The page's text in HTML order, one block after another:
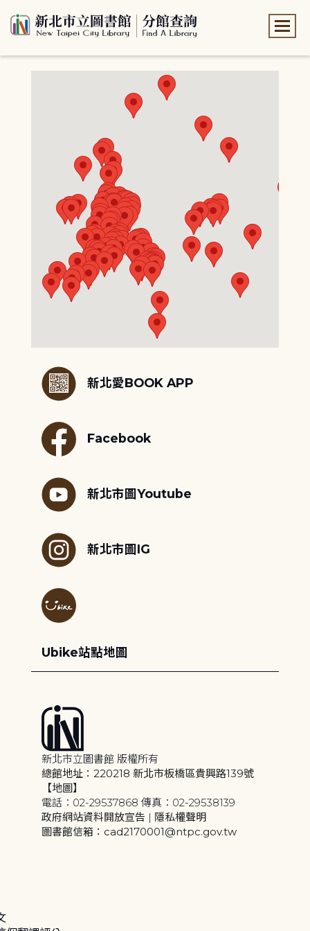
新北愛BOOK APP
Facebook
新北市圖Youtube
新北市圖IG
Ubike站點地圖
新北市立圖書館 版權所有
總館地址：220218 新北市板橋區貴興路139號
【地圖】
電話：02-29537868 傳真：02-29538139
政府網站資料開放宣告 | 隱私權聲明
圖書館信箱：cad2170001@ntpc.gov.tw